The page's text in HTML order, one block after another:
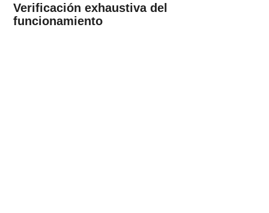
Verificación exhaustiva del
funcionamiento